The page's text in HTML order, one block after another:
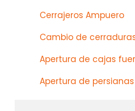
Cerrajeros Ampuero
Cambio de
Apertura de cajas
Apertura de